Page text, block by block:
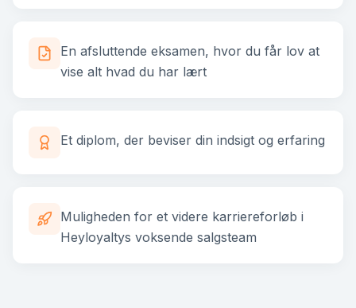
En afsluttende eksamen, hvor du får lov at
vise alt hvad du har lært
Et diplom, der beviser din indsigt og erfaring
Muligheden for et videre karriereforløb i
Heyloyaltys voksende salgsteam